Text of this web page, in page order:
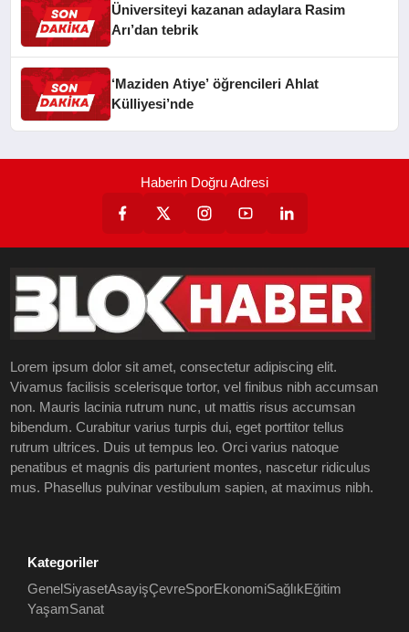
Üniversiteyi kazanan adaylara Rasim
Arı’dan tebrik
‘Maziden Atiye’ öğrencileri Ahlat
Külliyesi’nde
Haberin Doğru Adresi
Lorem ipsum dolor sit amet, consectetur adipiscing elit.
Vivamus facilisis scelerisque tortor, vel finibus nibh accumsan
non. Mauris lacinia rutrum nunc, ut mattis risus accumsan
bibendum. Curabitur varius turpis dui, eget porttitor tellus
rutrum ultrices. Duis ut tempus leo. Orci varius natoque
penatibus et magnis dis parturient montes, nascetur ridiculus
mus. Phasellus pulvinar vestibulum sapien, at maximus nibh.
Kategoriler
Genel SiyasetAsayişÇevreSporEkonomiSağlıkEğitim
YaşamSanat